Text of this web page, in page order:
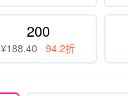
200
¥188.40 · 94.2折